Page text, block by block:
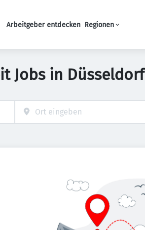
Haupt-Navigation
Arbeitgeber entdecken Regionen
Jobs in Düsseldorf